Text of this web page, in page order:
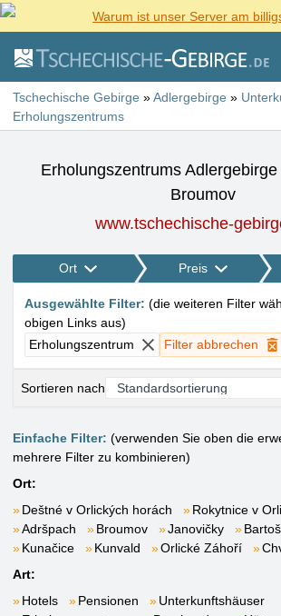
Warum ist unser Server am
Tschechische Gebirge »Adlergebirge »
Erholungszentrums
Erholungszentrums
Broumov
www.tschechische-
Ort Preis
Ausgewählte Filter: (die weiteren Filter
obigen Links aus)
Erholungszentrum
Filter abbrechen
Sortieren nach
Einfache Filter: (verwenden Sie oben die
mehrere Filter zu kombinieren)
Ort:
Deštné v Orlických horách
Rokytnice v
Adršpach
Broumov Janovičky
Kunačice
Kunvald Orlické Záhoří
Art:
Hotels
Pensionen
Unterkunftshäuser